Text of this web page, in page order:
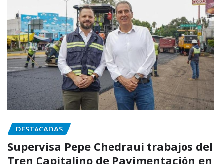
DESTACADAS
Supervisa Pepe Chedraui trabajos del
Tren Capitalino de Pavimentación en